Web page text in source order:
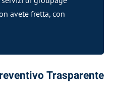
avete fretta, con
Trasparente